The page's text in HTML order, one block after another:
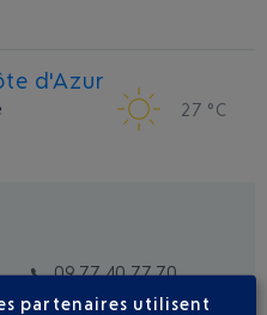
d'Azur
27 °C
09 77 40 77 70
partenaires utilisent